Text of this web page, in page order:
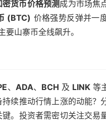
密货币价格预测成为市场焦
(BTC) 价格强势反弹并一
要山寨币全线飙升。
、 ADA、 BCH 及 LINK 等
续推动行情上涨的动能？
。投资者需密切关注交易